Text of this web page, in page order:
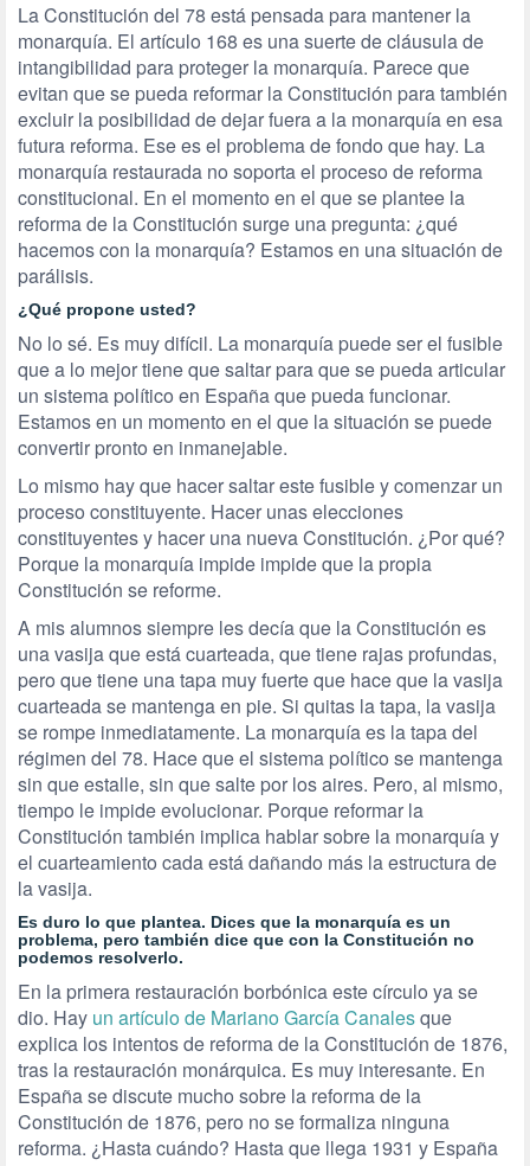
La Constitución del 78 está pensada para mantener la
monarquía. El artículo 168 es una suerte de cláusula de
intangibilidad para proteger la monarquía. Parece que
evitan que se pueda reformar la Constitución para también
excluir la posibilidad de dejar fuera a la monarquía en esa
futura reforma. Ese es el problema de fondo que hay. La
monarquía restaurada no soporta el proceso de reforma
constitucional. En el momento en el que se plantee la
reforma de la Constitución surge una pregunta: ¿qué
hacemos con la monarquía? Estamos en una situación de
parálisis.
¿Qué propone usted?
No lo sé. Es muy difícil. La monarquía puede ser el fusible
que a lo mejor tiene que saltar para que se pueda articular
un sistema político en España que pueda funcionar.
Estamos en un momento en el que la situación se puede
convertir pronto en inmanejable.
Lo mismo hay que hacer saltar este fusible y comenzar un
proceso constituyente. Hacer unas elecciones
constituyentes y hacer una nueva Constitución. ¿Por qué?
Porque la monarquía impide impide que la propia
Constitución se reforme.
A mis alumnos siempre les decía que la Constitución es
una vasija que está cuarteada, que tiene rajas profundas,
pero que tiene una tapa muy fuerte que hace que la vasija
cuarteada se mantenga en pie. Si quitas la tapa, la vasija
se rompe inmediatamente. La monarquía es la tapa del
régimen del 78. Hace que el sistema político se mantenga
sin que estalle, sin que salte por los aires. Pero, al mismo,
tiempo le impide evolucionar. Porque reformar la
Constitución también implica hablar sobre la monarquía y
el cuarteamiento cada está dañando más la estructura de
la vasija.
Es duro lo que plantea. Dices que la monarquía es un
problema, pero también dice que con la Constitución no
podemos resolverlo.
En la primera restauración borbónica este círculo ya se
dio. Hay un artículo de Mariano García Canalesque
explica los intentos de reforma de la Constitución de 1876,
tras la restauración monárquica. Es muy interesante. En
España se discute mucho sobre la reforma de la
Constitución de 1876, pero no se formaliza ninguna
reforma. ¿Hasta cuándo? Hasta que llega 1931 y España